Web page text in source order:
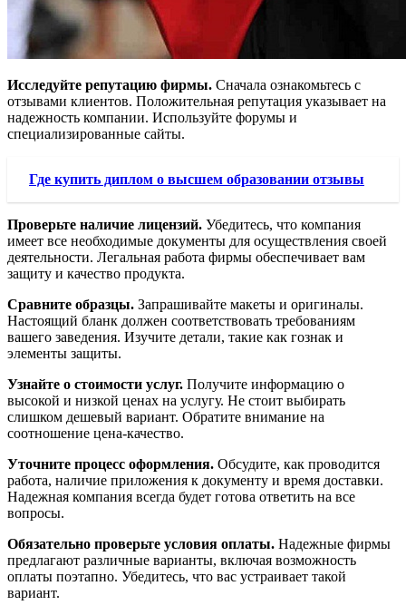
Исследуйте репутацию фирмы. Сначала ознакомьтесь с
отзывами клиентов. Положительная репутация указывает на
надежность компании. Используйте форумы и
специализированные сайты.
Где купить диплом о высшем образовании отзывы
Проверьте наличие лицензий. Убедитесь, что компания
имеет все необходимые документы для осуществления своей
деятельности. Легальная работа фирмы обеспечивает вам
защиту и качество продукта.
Сравните образцы. Запрашивайте макеты и оригиналы.
Настоящий бланк должен соответствовать требованиям
вашего заведения. Изучите детали, такие как гознак и
элементы защиты.
Узнайте о стоимости услуг. Получите информацию о
высокой и низкой ценах на услугу. Не стоит выбирать
слишком дешевый вариант. Обратите внимание на
соотношение цена-качество.
Уточните процесс оформления. Обсудите, как проводится
работа, наличие приложения к документу и время доставки.
Надежная компания всегда будет готова ответить на все
вопросы.
Обязательно проверьте условия оплаты. Надежные фирмы
предлагают различные варианты, включая возможность
оплаты поэтапно. Убедитесь, что вас устраивает такой
вариант.